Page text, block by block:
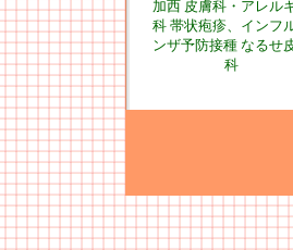
加西 皮膚科・アレル
科 帯状疱疹、インフ
ンザ予防接種 なるせ
科